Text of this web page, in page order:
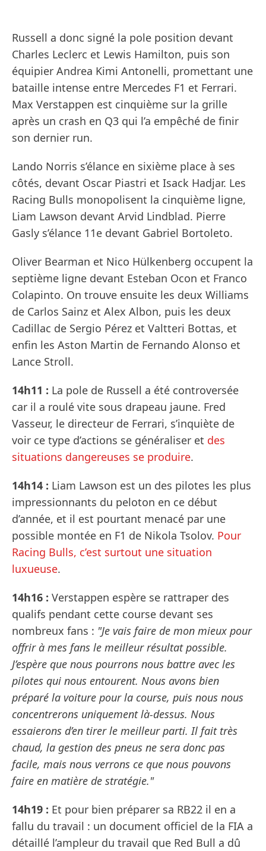
Russell a donc signé la pole position devant
Charles Leclerc et Lewis Hamilton, puis son
équipier Andrea Kimi Antonelli, promettant une
bataille intense entre Mercedes F1 et Ferrari.
Max Verstappen est cinquième sur la grille
après un crash en Q3 qui l’a empêché de finir
son dernier run.
Lando Norris s’élance en sixième place à ses
côtés, devant Oscar Piastri et Isack Hadjar. Les
Racing Bulls monopolisent la cinquième ligne,
Liam Lawson devant Arvid Lindblad. Pierre
Gasly s’élance 11e devant Gabriel Bortoleto.
Oliver Bearman et Nico Hülkenberg occupent la
septième ligne devant Esteban Ocon et Franco
Colapinto. On trouve ensuite les deux Williams
de Carlos Sainz et Alex Albon, puis les deux
Cadillac de Sergio Pérez et Valtteri Bottas, et
enfin les Aston Martin de Fernando Alonso et
Lance Stroll.
14h11 : La pole de Russell a été controversée
car il a roulé vite sous drapeau jaune. Fred
Vasseur, le directeur de Ferrari, s’inquiète de
voir ce type d’actions se généraliser et des
situations dangereuses se produire.
14h14 : Liam Lawson est un des pilotes les plus
impressionnants du peloton en ce début
d’année, et il est pourtant menacé par une
possible montée en F1 de Nikola Tsolov. Pour
Racing Bulls, c’est surtout une situation
luxueuse.
14h16 : Verstappen espère se rattraper des
qualifs pendant cette course devant ses
nombreux fans : "Je vais faire de mon mieux pour
offrir à mes fans le meilleur résultat possible.
J’espère que nous pourrons nous battre avec les
pilotes qui nous entourent. Nous avons bien
préparé la voiture pour la course, puis nous nous
concentrerons uniquement là-dessus. Nous
essaierons d’en tirer le meilleur parti. Il fait très
chaud, la gestion des pneus ne sera donc pas
facile, mais nous verrons ce que nous pouvons
faire en matière de stratégie."
14h19 : Et pour bien préparer sa RB22 il en a
fallu du travail : un document officiel de la FIA a
détaillé l’ampleur du travail que Red Bull a dû